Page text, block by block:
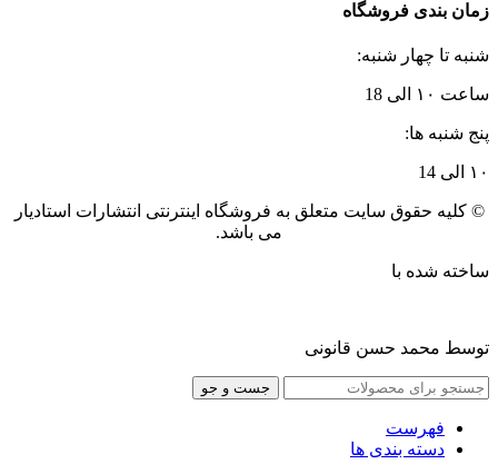
زمان بندی فروشگاه
شنبه تا چهار شنبه:
ساعت ۱۰ الی 18
پنج شنبه ها:
۱۰ الی 14
© کلیه حقوق سایت متعلق به فروشگاه اینترنتی انتشارات استادیار
می باشد.
ساخته شده با
توسط محمد حسن قانونی
جست و جو
فهرست
دسته بندی ها